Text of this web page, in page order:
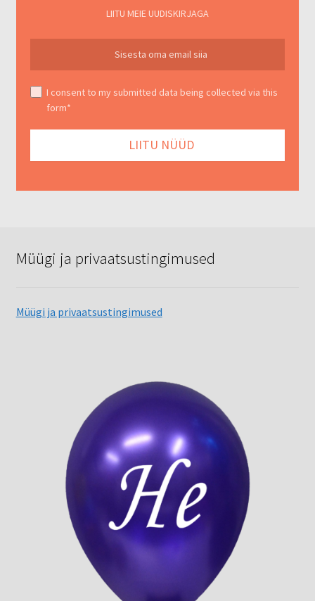
LIITU MEIE UUDISKIRJAGA
I consent to my submitted data being collected via this
form*
Müügi ja privaatsustingimused
Müügi ja privaatsustingimused